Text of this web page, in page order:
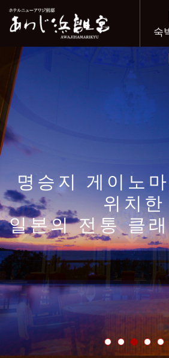
숙
명승지 게이노
위치한
일본의 전통 클